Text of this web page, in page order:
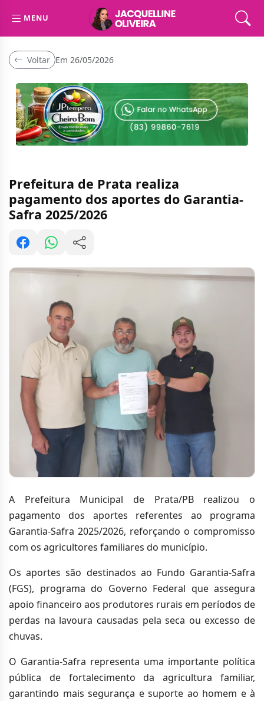
MENU
Voltar Em 26/05/2026
Prefeitura de Prata realiza
pagamento dos aportes do Garantia-
Safra 2025/2026
A Prefeitura Municipal de Prata/PB realizou o
pagamento dos aportes referentes ao programa
Garantia-Safra 2025/2026, reforçando o compromisso
com os agricultores familiares do município.
Os aportes são destinados ao Fundo Garantia-Safra
(FGS), programa do Governo Federal que assegura
apoio financeiro aos produtores rurais em períodos de
perdas na lavoura causadas pela seca ou excesso de
chuvas.
O Garantia-Safra representa uma importante política
pública de fortalecimento da agricultura familiar,
garantindo mais segurança e suporte ao homem e à